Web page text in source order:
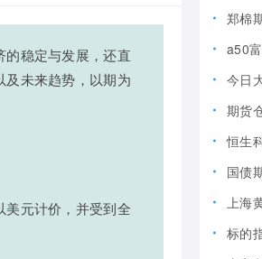
稳定与发展，还直
未来趋势，以期为
美元计价，并受到全
郑棉
a50
今日大
期货仓
恒生科
国债期
上海黄
标的